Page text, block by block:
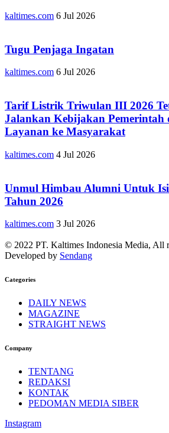
kaltimes.com 6 Jul 2026
Tugu Penjaga Ingatan
kaltimes.com 6 Jul 2026
Tarif Listrik Triwulan III 2026
Jalankan Kebijakan Pemerintah
Layanan ke Masyarakat
kaltimes.com 4 Jul 2026
Unmul Himbau Alumni Untuk
Tahun 2026
kaltimes.com 3 Jul 2026
© 2022 PT. Kaltimes Indonesia Media, All
Developed by Sendang
Categories
DAILY NEWS
MAGAZINE
STRAIGHT NEWS
Company
TENTANG
REDAKSI
KONTAK
PEDOMAN MEDIA SIBER
Instagram